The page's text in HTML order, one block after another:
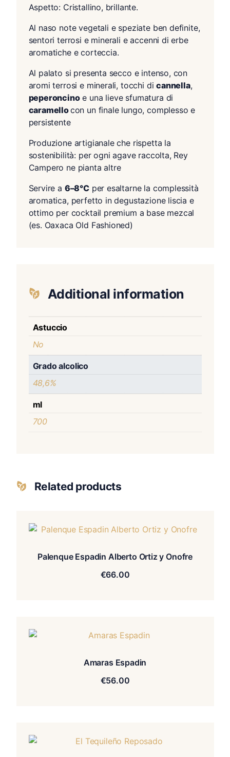
Aspetto: Cristallino, brillante.
Al naso note vegetali e speziate ben definite,
sentori terrosi e minerali e accenni di erbe
aromatiche e corteccia.
Al palato si presenta secco e intenso, con
aromi terrosi e minerali, tocchi dicannella,
peperoncinoe una lieve sfumatura di
caramellocon un finale lungo, complesso e
persistente
Produzione artigianale che rispetta la
sostenibilità: per ogni agave raccolta, Rey
Campero ne pianta altre
Servire a 6–8°Cper esaltarne la complessità
aromatica, perfetto in degustazione liscia e
ottimo per cocktail premium a base mezcal
(es. Oaxaca Old Fashioned)
Additional information
Astuccio
No
Grado alcolico
48,6%
ml
700
Related products
Palenque Espadin Alberto Ortiz y Onofre
€66.00
Amaras Espadin
€56.00